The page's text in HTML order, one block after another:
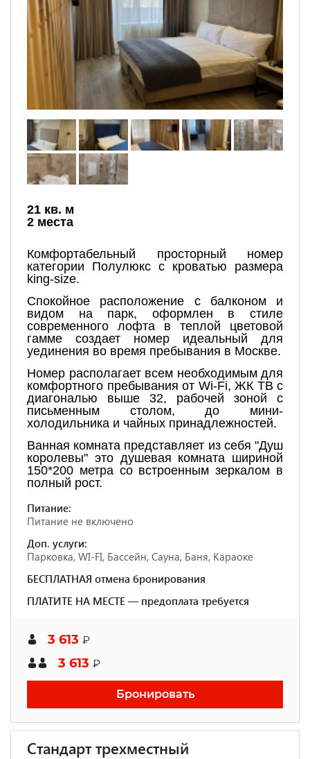
21 кв. м
2 места
Комфортабельный просторный номер
категории Полулюкс с кроватью размера
king-size.
Спокойное расположение с балконом и
видом на парк, оформлен в стиле
современного лофта в теплой цветовой
гамме создает номер идеальный для
уединения во время пребывания в Москве.
Номер располагает всем необходимым для
комфортного пребывания от Wi-Fi, ЖК ТВ с
диагональю выше 32, рабочей зоной с
письменным столом, до мини-
холодильника и чайных принадлежностей.
Ванная комната представляет из себя "Душ
королевы" это душевая комната шириной
150*200 метра со встроенным зеркалом в
полный рост.
Питание:
Питание не включено
Доп. услуги:
Парковка, WI-FI, Бассейн, Сауна, Баня, Караоке
БЕСПЛАТНАЯ отмена бронирования
ПЛАТИТЕ НА МЕСТЕ — предоплата требуется
3 613 ₽
3 613 ₽
Бронировать
Стандарт трехместный